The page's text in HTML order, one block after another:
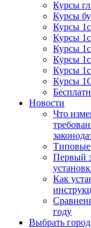
Курсы
Курсы
Курсы
Курсы
Курсы
Курсы
Курсы
Курсы
Новости
Что
Типовые
Первый
Как
году
Выбрать город